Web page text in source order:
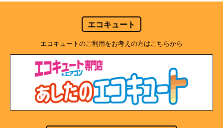
エコキュート
エコキュートのご利用をお考えの方はこちらから